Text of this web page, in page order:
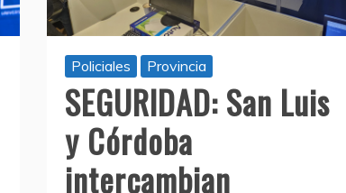
Policiales Provincia
SEGURIDAD: San Luis
y Córdoba
intercambian